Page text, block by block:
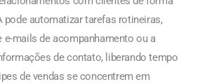
pode automatizar tarefas rotineiras,
e-mails de acompanhamento ou a
de contato, liberando tempo
de vendas se concentrem em